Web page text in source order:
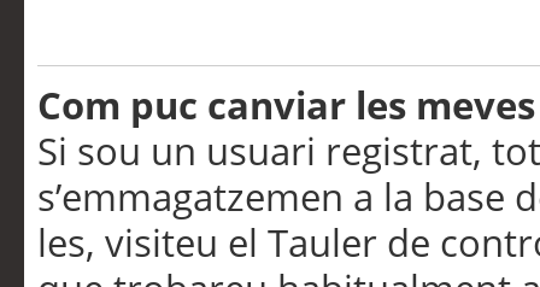
Com puc canviar les
Si sou un usuari registrat,
s’emmagatzemen a la
les, visiteu el Tauler de